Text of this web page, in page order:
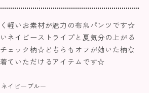
軽いお素材が魅力の布帛パンツです☆
ネイビーストライプと夏気分の上がる
ェック柄☆どちらもオフが効いた柄な
ていただけるアイテムです☆
イビーブルー